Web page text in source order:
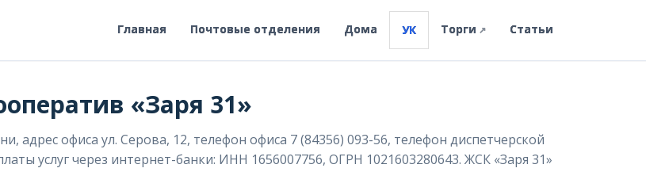
Главная Почтовые отделения Дома УК Торги ↗ Статьи
«Заря 31»
адрес офиса ул. Серова, 12, телефон офиса 7 (84356) 093-56, телефон диспетчерской
услуг через интернет-банки: ИНН 1656007756, ОГРН 1021603280643. ЖСК «Заря 31»